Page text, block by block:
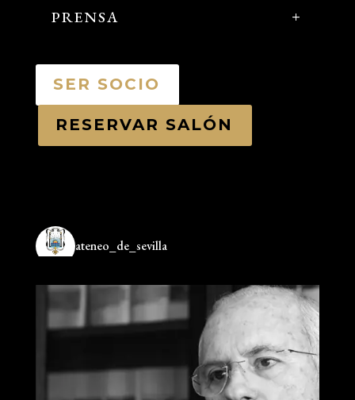
PRENSA
SER SOCIO
RESERVAR SALÓN
ateneo_de_sevilla